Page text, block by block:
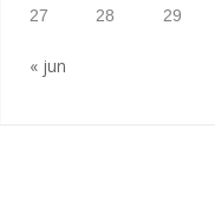
27 28 29
« jun